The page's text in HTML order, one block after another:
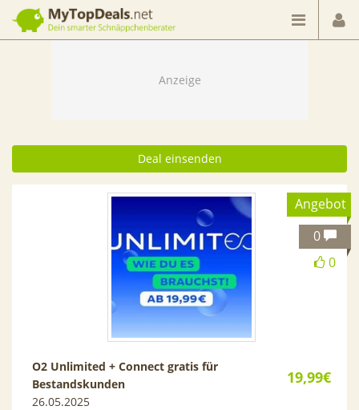
Dein smarter Schnäppchenberater
Deal einsenden
Angebot
0
0
19,99€
O2 Unlimited + Connect gratis für
Bestandskunden
26.05.2025